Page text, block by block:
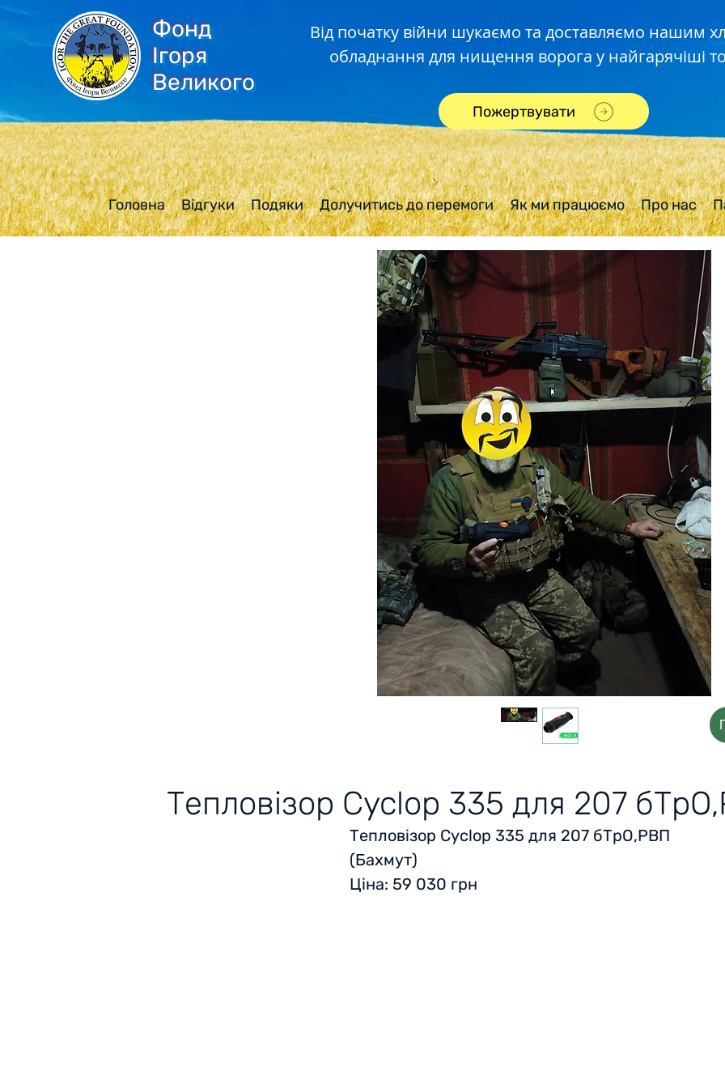
Фонд
Ігоря
Великого
Від початку війни шукаємо та доставляємо нашим
обладнання для нищення ворога у найгарячіші
Пожертвувати
Головна Відгуки Подяки Долучитись до перемоги Як ми працюємо Про нас
Тепловізор Cyclop 335 для 207
Тепловізор Cyclop 335 для 207 бТрО,РВП
(Бахмут)
Ціна: 59 030 грн